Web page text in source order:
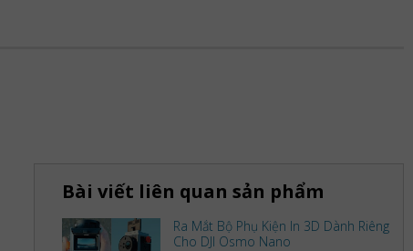
Bài viết liên quan sản phẩm
Ra Mắt Bộ Phụ Kiện In 3D Dành Riêng
Cho DJI Osmo Nano